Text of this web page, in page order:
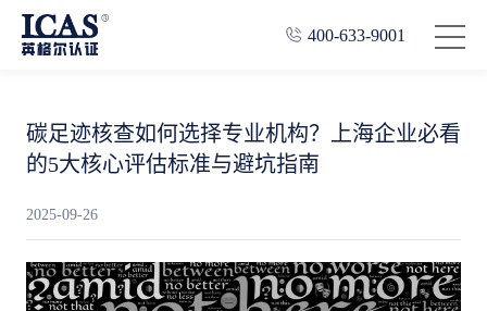
400-633-9001
碳足迹核查如何选择专业机构？上海企业必看
的5大核心评估标准与避坑指南
2025-09-26